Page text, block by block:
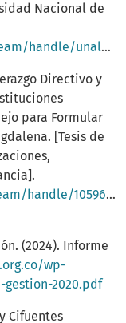
Nacional de
79189750.2018.pdf
Directivo y
para Formular
[Tesis de
handle/10596/
(2024). Informe
wp-
2020.pdf
Cifuentes